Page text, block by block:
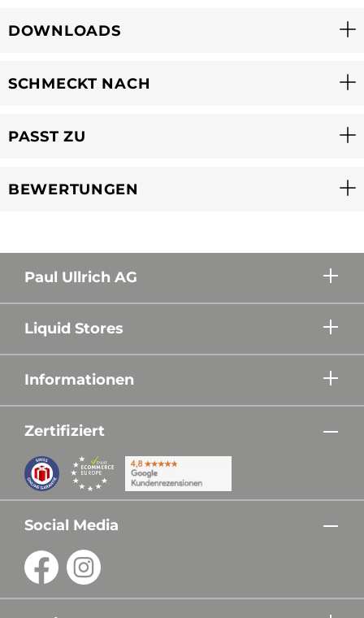
DOWNLOADS
SCHMECKT NACH
PASST ZU
BEWERTUNGEN
Paul Ullrich AG
Liquid Stores
Informationen
Zertifiziert
Social Media